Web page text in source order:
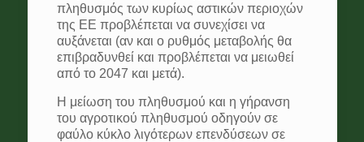
πληθυσμός των κυρίως αστικών περιοχών
της ΕΕ προβλέπεται να συνεχίσει να
αυξάνεται (αν και ο ρυθμός μεταβολής θα
επιβραδυνθεί και προβλέπεται να μειωθεί
από το 2047 και μετά).
Η μείωση του πληθυσμού και η γήρανση
του αγροτικού πληθυσμού οδηγούν σε
φαύλο κύκλο λιγότερων επενδύσεων σε